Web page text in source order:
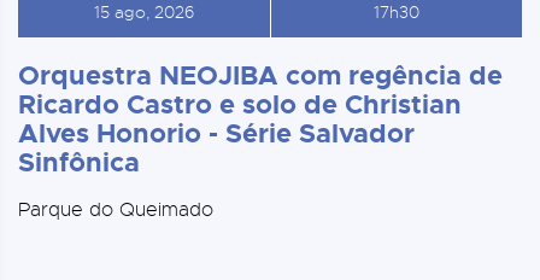
15 ago, 2026 17h30
Orquestra NEOJIBA com regência de
Ricardo Castro e solo de Christian
Alves Honorio - Série Salvador
Sinfônica
Parque do Queimado